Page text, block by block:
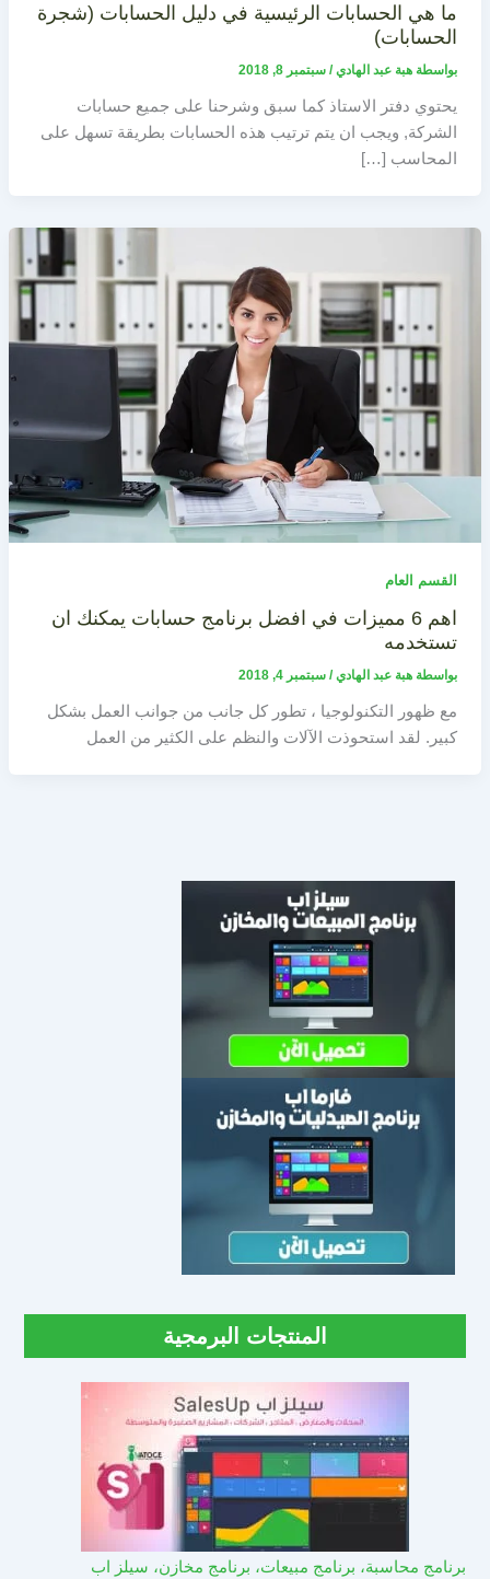
ما هي الحسابات الرئيسية في دليل الحسابات (شجرة
الحسابات)
بواسطة هبة عبد الهادي/ سبتمبر 8, 2018
يحتوي دفتر الاستاذ كما سبق وشرحنا على جميع حسابات
الشركة, ويجب ان يتم ترتيب هذه الحسابات بطريقة تسهل على
المحاسب […]
القسم العام
اهم 6 مميزات في افضل برنامج حسابات يمكنك ان
تستخدمه
بواسطة هبة عبد الهادي/ سبتمبر 4, 2018
مع ظهور التكنولوجيا ، تطور كل جانب من جوانب العمل بشكل
كبير. لقد استحوذت الآلات والنظم على الكثير من العمل
المنتجات البرمجية
برنامج محاسبة، برنامج مبيعات، برنامج مخازن، سيلز اب